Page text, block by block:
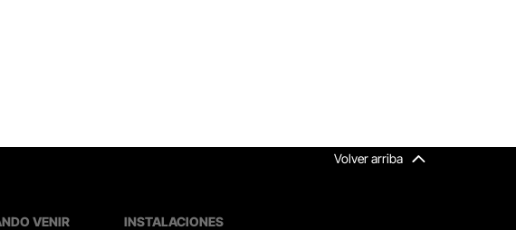
Volver arriba
VENIR INSTALACIONES